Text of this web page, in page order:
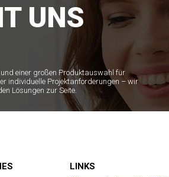
UNS
einer großen Produktauswahl für
individuelle Projektanforderungen – wir
Lösungen zur Seite.
LINKS